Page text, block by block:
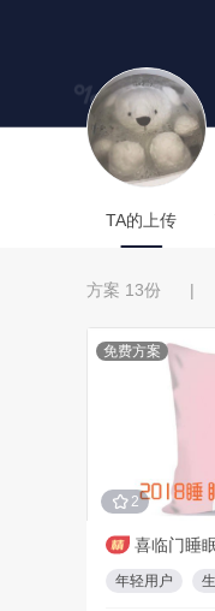
TA的上传
方案 13份 |
免费方案
2
喜临门睡
年轻用户